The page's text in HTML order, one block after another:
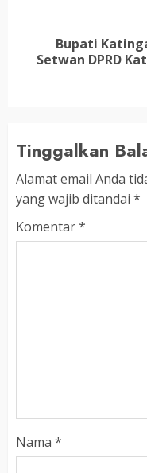
Next
Bupati
Setwan DPRD
Tinggalkan
Alamat email Anda
yang wajib ditandai *
Komentar*
Nama *